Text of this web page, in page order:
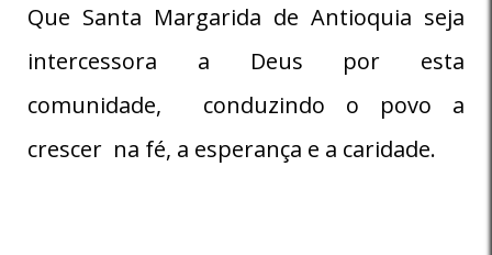
Que Santa Margarida de Antioquia seja
intercessora a Deus por esta
comunidade, conduzindo o povo a
crescer na fé, a esperança e a caridade.